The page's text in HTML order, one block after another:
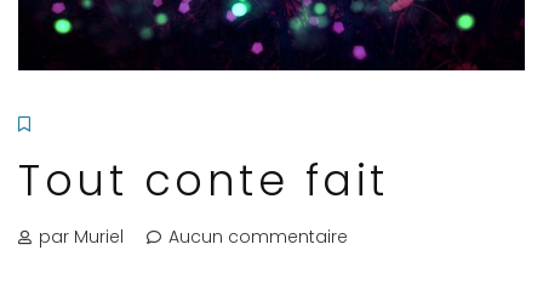
Tout conte fait
par Muriel Aucun commentaire